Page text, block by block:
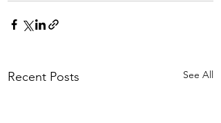
Recent Posts See All